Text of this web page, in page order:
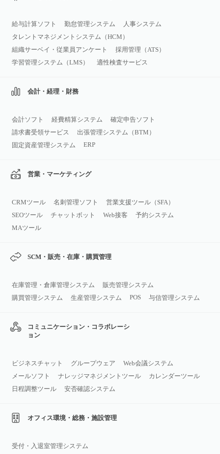
給与計算ソフト 勤怠管理システム
人事システム
タレントマネジメントシステム（HCM）
組織サーベイ・従業員アンケート
採用管理（ATS）
学習管理システム（LMS）
適性検査サービス
会計・経理・財務
会計ソフト 経費精算システム
確定申告ソフト
請求書受領サービス
出張管理システム（BTM）
固定資産管理システム
ERP
営業・マーケティング
CRMツール 名刺管理ソフト
営業支援ツール（SFA）
SEOツール
チャットボット Web接客
予約システム
MAツール
SCM・販売・在庫・購買管理
在庫管理・倉庫管理システム
販売管理システム
購買管理システム
生産管理システム POS 与信管理システム
コミュニケーション・コラボレーシ
ョン
ビジネスチャット グループウェア
Web会議システム
メールソフト
ナレッジマネジメントツール
カレンダーツール
日程調整ツール
安否確認システム
オフィス環境・総務・施設管理
受付・入退室管理システム